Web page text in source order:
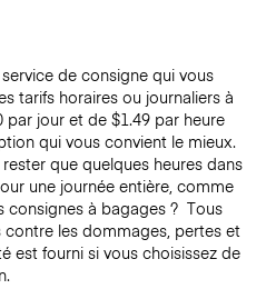
de consigne qui vous
tarifs horaires ou journaliers à
par jour et de $1.49 par heure
qui vous convient le mieux.
que quelques heures dans
une journée entière, comme
consignes à bagages ? Tous
les dommages, pertes et
est fourni si vous choisissez de